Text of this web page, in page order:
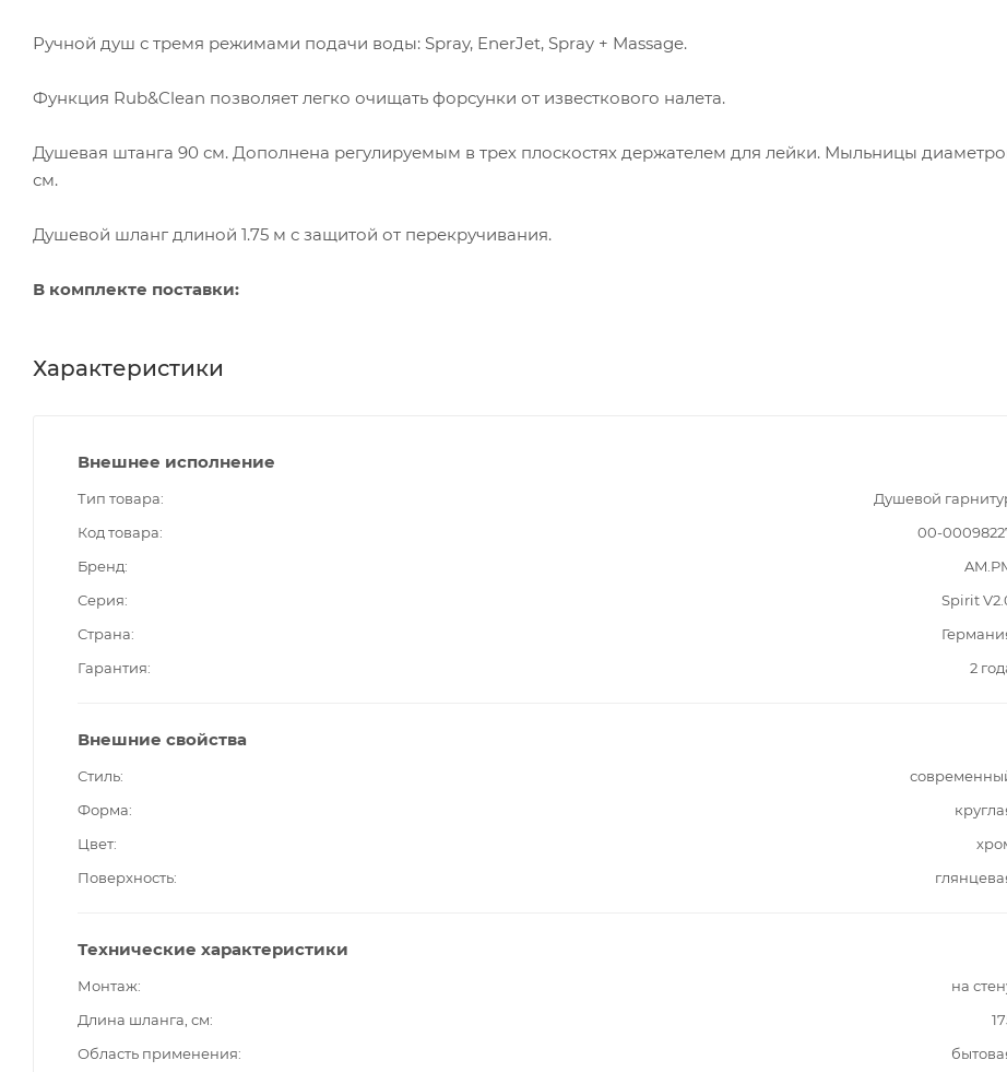
Ручной душ с тремя режимами подачи воды: Spray, EnerJet, Spray + Massage.
Функция Rub&Clean позволяет легко очищать форсунки от известкового налета.
Душевая штанга 90 см. Дополнена регулируемым в трех плоскостях держателем для лейки. Мыльницы
см.
Душевой шланг длиной 1.75 м с защитой от перекручивания.
В комплекте поставки:
Характеристики
Внешнее исполнение
Тип товара
Душевой
Код товара
00-
Бренд
Серия
Spirit
Страна
Гарантия
2
Внешние свойства
Стиль
Форма
Цвет
Поверхность
Технические характеристики
Монтаж
на
Длина шланга, см
Область применения